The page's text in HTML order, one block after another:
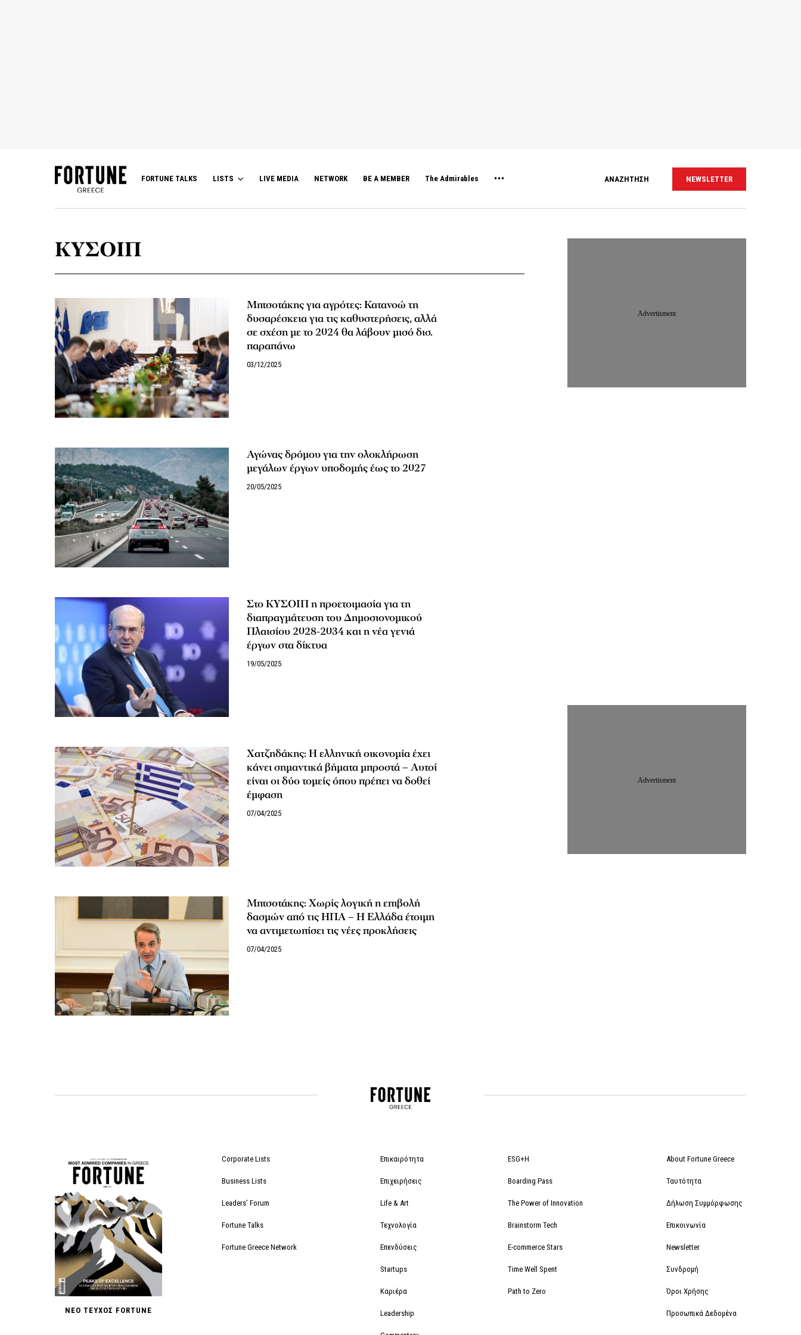
FORTUNE TALKS LISTS LIVE MEDIA NETWORK BE A MEMBER The Admirables ΑΝΑΖΗΤΗΣΗ NEWSLETTER
ΚΥΣΟΙΠ
Μητσοτάκης για αγρότες: Κατανοώ τη
δυσαρέσκεια για τις καθυστερήσεις, αλλά
σε σχέση με το 2024 θα λάβουν μισό δισ.
παραπάνω
03/12/2025
Αγώνας δρόμου για την ολοκλήρωση
μεγάλων έργων υποδομής έως το 2027
20/05/2025
Στο ΚΥΣΟΙΠ η προετοιμασία για τη
διαπραγμάτευση του Δημοσιονομικού
Πλαισίου 2028-2034 και η νέα γενιά
έργων στα δίκτυα
19/05/2025
Χατζηδάκης: Η ελληνική οικονομία έχει
κάνει σημαντικά βήματα μπροστά – Αυτοί
είναι οι δύο τομείς όπου πρέπει να δοθεί
έμφαση
07/04/2025
Μητσοτάκης: Χωρίς λογική η επιβολή
δασμών από τις ΗΠΑ – Η Ελλάδα έτοιμη
να αντιμετωπίσει τις νέες προκλήσεις
07/04/2025
ΝΕΟ ΤΕΥΧΟΣ FORTUNE
Corporate Lists
Business Lists
Leaders’ Forum
Fortune Talks
Fortune Greece Network
Επικαιρότητα
Επιχειρήσεις
Life & Art
Τεχνολογία
Επενδύσεις
Startups
Καριέρα
Leadership
ESG+H
Boarding Pass
The Power of Innovation
Brainstorm Tech
E-commerce Stars
Time Well Spent
Path to Zero
About Fortune Greece
Ταυτότητα
Δήλωση Συμμόρφωσης
Επικοινωνία
Newsletter
Συνδρομή
Όροι Χρήσης
Προσωπικά Δεδομένα